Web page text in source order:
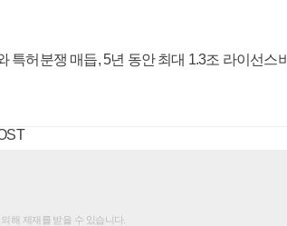
특허분쟁 매듭, 5년 동안 최대 1.3조 라이선스비
해 제재를 받을 수 있습니다.